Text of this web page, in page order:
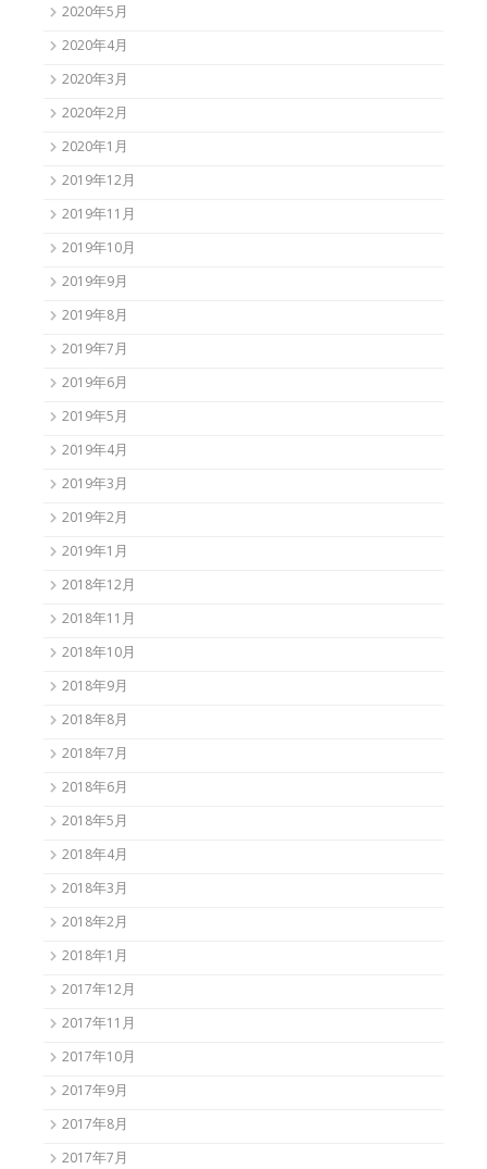
2020年5月
2020年4月
2020年3月
2020年2月
2020年1月
2019年12月
2019年11月
2019年10月
2019年9月
2019年8月
2019年7月
2019年6月
2019年5月
2019年4月
2019年3月
2019年2月
2019年1月
2018年12月
2018年11月
2018年10月
2018年9月
2018年8月
2018年7月
2018年6月
2018年5月
2018年4月
2018年3月
2018年2月
2018年1月
2017年12月
2017年11月
2017年10月
2017年9月
2017年8月
2017年7月